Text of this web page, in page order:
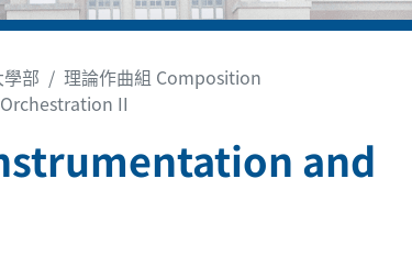
學部
理論作曲組 Composition
II
and